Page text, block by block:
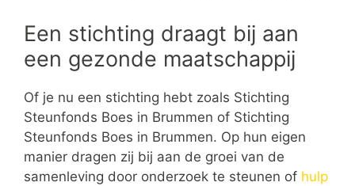
Een stichting draagt bij aan
een gezonde maatschappij
Of je nu een stichting hebt zoals Stichting
Steunfonds Boes in Brummen of Stichting
Steunfonds Boes in Brummen. Op hun eigen
manier dragen zij bij aan de groei van de
samenleving door onderzoek te steunen of hulp